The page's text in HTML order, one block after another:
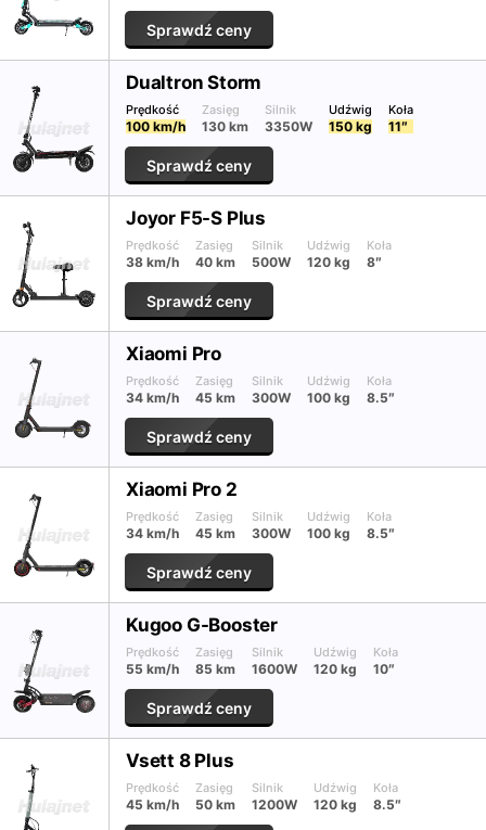
Sprawdź ceny
Dualtron Storm
Prędkość
100 km/h
Zasięg
130 km
Silnik
3350W
Udźwig
150 kg
Koła
11″
Sprawdź ceny
Joyor F5-S Plus
Prędkość
38 km/h
Zasięg
40 km
Silnik
500W
Udźwig
120 kg
Koła
8″
Sprawdź ceny
Xiaomi Pro
Prędkość
34 km/h
Zasięg
45 km
Silnik
300W
Udźwig
100 kg
Koła
8.5″
Sprawdź ceny
Xiaomi Pro 2
Prędkość
34 km/h
Zasięg
45 km
Silnik
300W
Udźwig
100 kg
Koła
8.5″
Sprawdź ceny
Kugoo G-Booster
Prędkość
55 km/h
Zasięg
85 km
Silnik
1600W
Udźwig
120 kg
Koła
10″
Sprawdź ceny
Vsett 8 Plus
Prędkość
45 km/h
Zasięg
50 km
Silnik
1200W
Udźwig
120 kg
Koła
8.5″